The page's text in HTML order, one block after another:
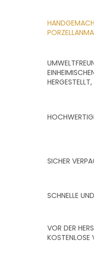
SICHER
SCHNELLE
VOR DER
KOSTENLOSE